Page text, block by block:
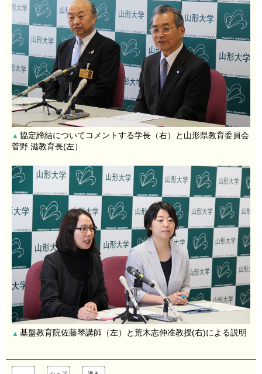
▲ 協定締結についてコメントする学長（右）と山形県教育委員会
菅野 滋教育長(左）
▲ 基盤教育院佐藤琴講師（左）と荒木志伸准教授(右)による説明